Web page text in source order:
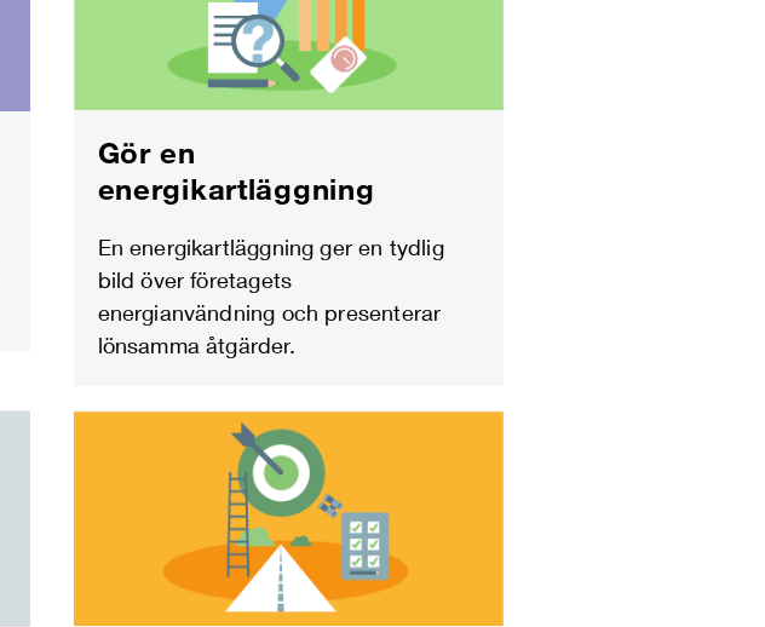
Gör en
energikartläggning
En energikartläggning ger en tydlig
bild över företagets
energianvändning och presenterar
lönsamma åtgärder.